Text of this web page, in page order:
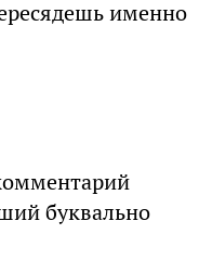
именно
буквально